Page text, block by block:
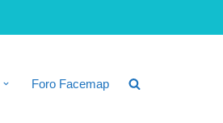
Foro Facemap